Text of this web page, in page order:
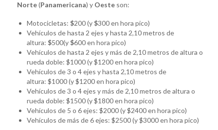
Norte(Panamericana) y Oeste son:
Motocicletas: $200 (y$300 en hora pico)
Vehículos de hasta 2 ejes y hasta 2,10 metros de
altura: $500(y$600 en hora pico)
Vehículos de hasta 2 ejes y más de 2,10 metros de altura o
rueda doble: $1000 (y $1200 en hora pico)
Vehículos de 3 o 4 ejes y hasta 2,10 metros de
altura: $1000 (y $1200 en hora pico)
Vehículos de 3 o 4 ejes y más de 2,10 metros de altura o
rueda doble: $1500 (y $1800 en hora pico)
Vehículos de 5 o 6 ejes: $2000 (y $2400 en hora pico)
Vehículos de más de 6 ejes: $2500 (y $3000 en hora pico)